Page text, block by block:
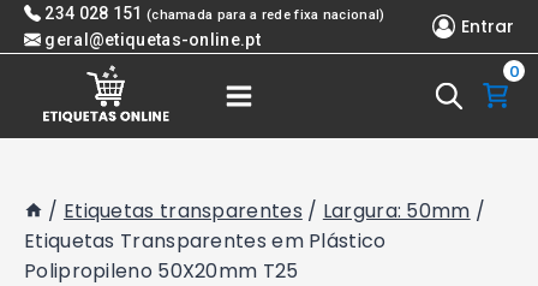
Skip 234 028 151 (chamada para a rede fixa nacional)
geral@etiquetas-online.pt
Entrar
0
/ Etiquetas transparentes / Largura: 50mm /
Etiquetas Transparentes em Plástico
Polipropileno 50X20mm T25